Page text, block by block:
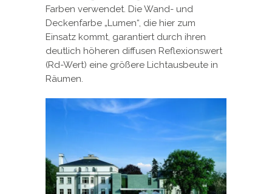
Farben verwendet. Die Wand- und
Deckenfarbe „Lumen“, die hier zum
Einsatz kommt, garantiert durch ihren
deutlich höheren diffusen Reflexionswert
(Rd-Wert) eine größere Lichtausbeute in
Räumen.